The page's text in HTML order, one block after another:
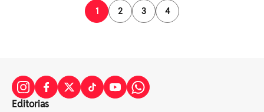
1
2 3 4
Editorias